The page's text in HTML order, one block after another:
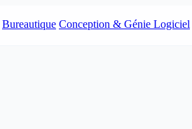
Bureautique Conception & Génie Logiciel